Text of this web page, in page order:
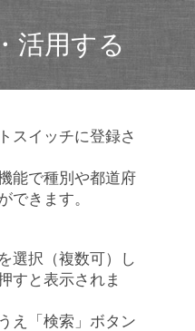
活用する
スイッチに登録さ
能で種別や都道府
できます。
選択（複数可）し
すと表示されま
え「検索」ボタン